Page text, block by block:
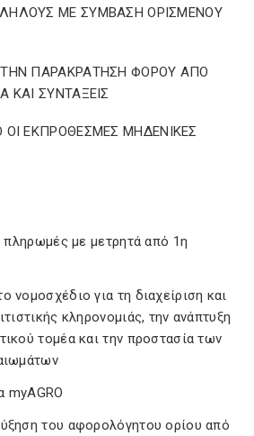
πληρωμές με μετρητά από 1η
νομοσχέδιο για τη διαχείριση και
κληρονομιάς, την ανάπτυξη
τομέα και την προστασία των
του αφορολόγητου ορίου από
ΜΕ ΣΥΜΒΑΣΗ ΟΡΙΣΜΕΝΟΥ
ΠΑΡΑΚΡΑΤΗΣΗ ΦΟΡΟΥ ΑΠΟ
ΚΑΙ ΣΥΝΤΑΞΕΙΣ
ΟΙ ΕΚΠΡΟΘΕΣΜΕΣ ΜΗΔΕΝΙΚΕΣ